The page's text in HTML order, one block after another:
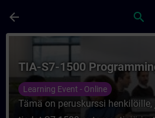
arrow_back search
Rute - TIA-S7-1500
TIA-S7-1500
Learning Event - Online
Tämä on peruskurssi